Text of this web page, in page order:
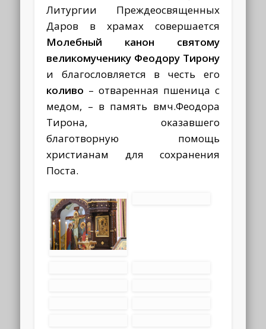
Литургии Преждеосвященных
Даров в храмах совершается
Молебный канон святому
великомученику Феодору Тирону
и благословляется в честь его
коливо – отваренная пшеница с
медом, – в память вмч.Феодора
Тирона, оказавшего
благотворную помощь
христианам для сохранения
Поста.